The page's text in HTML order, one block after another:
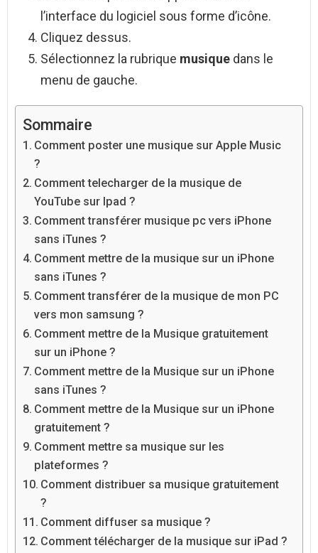
l’interface du logiciel sous forme d’icône.
Cliquez dessus.
Sélectionnez la rubrique musique dans le
menu de gauche.
Sommaire
Comment poster une musique sur Apple Music
?
Comment telecharger de la musique de
YouTube sur Ipad ?
Comment transférer musique pc vers iPhone
sans iTunes ?
Comment mettre de la musique sur un iPhone
sans iTunes ?
Comment transférer de la musique de mon PC
vers mon samsung ?
Comment mettre de la Musique gratuitement
sur un iPhone ?
Comment mettre de la Musique sur un iPhone
sans iTunes ?
Comment mettre de la Musique sur un iPhone
gratuitement ?
Comment mettre sa musique sur les
plateformes ?
Comment distribuer sa musique gratuitement
?
Comment diffuser sa musique ?
Comment télécharger de la musique sur iPad ?